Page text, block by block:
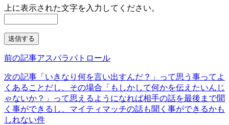
上に表示された文字を入力してください。
前の記事アスパラパトロール
次の記事 「いきなり何を言い出すんだ？」って思う事ってよ
くあることだし、その場合「もしかして何かを伝えたいんじ
ゃないか？」って思えるようになれば相手の話を最後まで聞
く事ができるし、マイティマッチの話も聞く事ができるかも
しれない件